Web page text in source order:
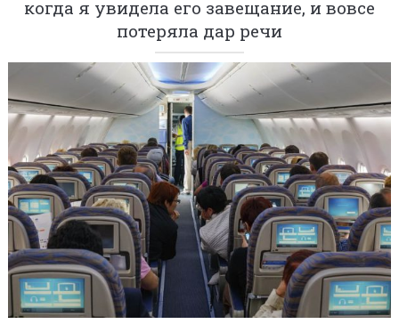
когда я увидела его завещание, и вовсе
потеряла дар речи